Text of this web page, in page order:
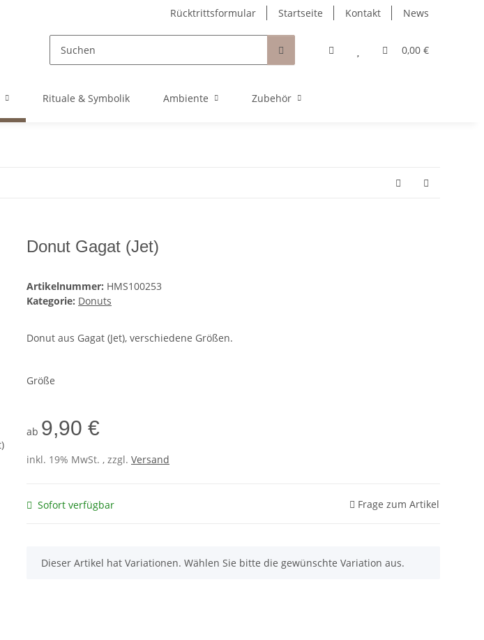
Rücktrittsformular Startseite Kontakt News
0,00 €
Rituale & Symbolik Ambiente Zubehör
Donut Gagat (Jet)
Artikelnummer: HMS100253
Kategorie: Donuts
Donut aus Gagat (Jet), verschiedene Größen.
Größe
ab 9,90 €
inkl. 19% MwSt. , zzgl. Versand
Sofort verfügbar Frage zum Artikel
x
Dieser Artikel hat Variationen. Wählen Sie bitte die gewünschte Variation aus.